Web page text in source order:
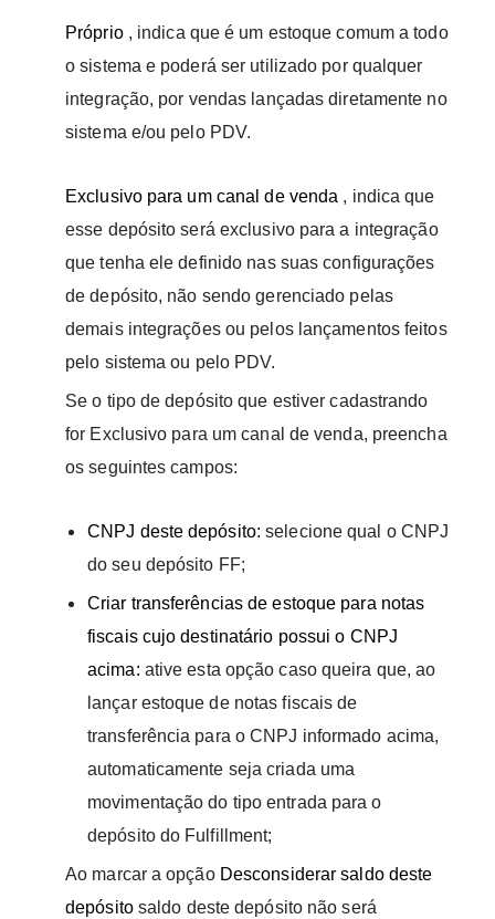
Próprio, indica que é um estoque comum a todo
o sistema e poderá ser utilizado por qualquer
integração, por vendas lançadas diretamente no
sistema e/ou pelo PDV.
Exclusivo para um canal de venda , indica que
esse depósito será exclusivo para a integração
que tenha ele definido nas suas configurações
de depósito, não sendo gerenciado pelas
demais integrações ou pelos lançamentos feitos
pelo sistema ou pelo PDV.
Se o tipo de depósito que estiver cadastrando
for Exclusivo para um canal de venda, preencha
os seguintes campos:
CNPJ deste depósito: selecione qual o CNPJ
do seu depósito FF;
Criar transferências de estoque para notas
fiscais cujo destinatário possui o CNPJ
acima: ative esta opção caso queira que, ao
lançar estoque de notas fiscais de
transferência para o CNPJ informado acima,
automaticamente seja criada uma
movimentação do tipo entrada para o
depósito do Fulfillment;
Ao marcar a opção Desconsiderar saldo deste
depósitosaldo deste depósito não será